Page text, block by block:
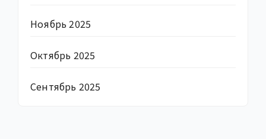
Ноябрь 2025
Октябрь 2025
Сентябрь 2025